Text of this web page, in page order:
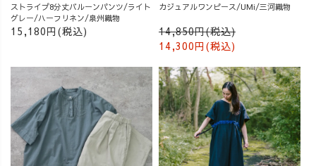
ストライプ8分丈バルーンパンツ/ライト
グレー/ハーフリネン/泉州織物
15,180円(税込)
カジュアルワンピース/UMi/三河織物
14,850円(税込)
14,300円(税込)